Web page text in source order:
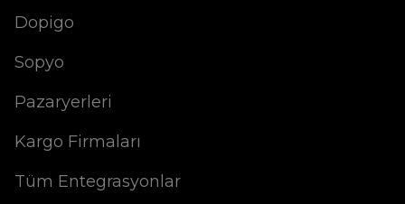
Dopigo
Sopyo
Pazaryerleri
Kargo Firmaları
Tüm Entegrasyonlar